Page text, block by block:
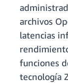
archivos
latencias
funciones
tecnología